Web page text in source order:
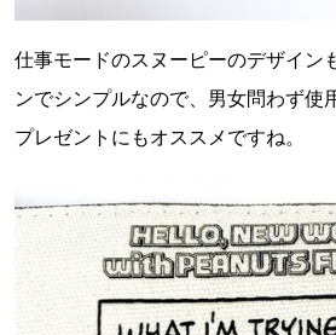
仕事モードのスヌーピーのデザイン
ンでシンプルなので、男女問わず使
プレゼントにもオススメですね。